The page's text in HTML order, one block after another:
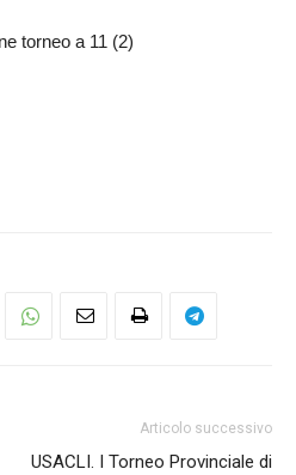
Articolo successivo
USACLI. I Torneo Provinciale di